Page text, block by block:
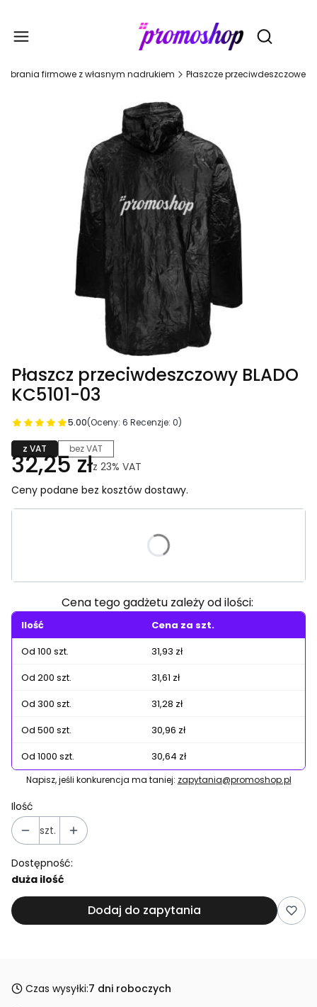
Otwórz
Ubrania firmowe z własnym nadrukiem Płaszcze przeciwdeszczowe
Płaszcz przeciwdeszczowy BLADO
KC5101-03
5.00(Oceny: 6 Recenzje: 0)
z VAT bez VAT
32,25 złz 23% VAT
Ceny podane bez kosztów dostawy.
Poszczególne warianty mogą różnić się ceną
Cena tego gadżetu zależy od ilości:
Ilość
Cena za szt.
Od 100 szt.
31,93 zł
Od 200 szt.
31,61 zł
Od 300 szt.
31,28 zł
Od 500 szt.
30,96 zł
Od 1000 szt.
30,64 zł
Napisz, jeśli konkurencja ma taniej: zapytania@promoshop.pl
Ilość
szt.
Dostępność:
duża ilość
Dodaj do zapytania
Czas wysyłki:7 dni roboczych